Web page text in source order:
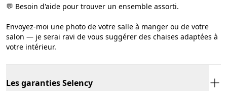
💬 Besoin d'aide pour trouver un ensemble assorti.
Envoyez-moi une photo de votre salle à manger ou de votre
salon — je serai ravi de vous suggérer des chaises adaptées à
votre intérieur.
Les garanties Selency